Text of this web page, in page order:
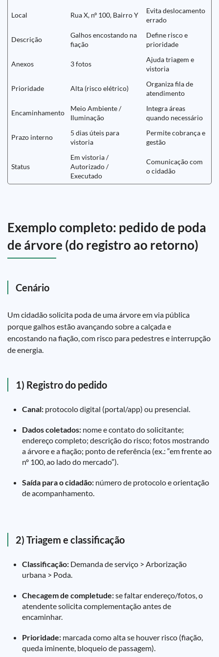
Local Rua X, nº 100, Bairro Y
Evita deslocamento
errado
Descrição
Galhos encostando na
fiação
Define risco e
prioridade
Anexos 3 fotos
Ajuda triagem e
vistoria
Prioridade Alta (risco elétrico)
Organiza fila de
atendimento
Encaminhamento
Meio Ambiente /
Iluminação
Integra áreas
quando necessário
Prazo interno
5 dias úteis para
vistoria
Permite cobrança e
gestão
Status
Em vistoria /
Autorizado /
Executado
Comunicação com
o cidadão
Exemplo completo: pedido de poda
de árvore (do registro ao retorno)
Cenário
Um cidadão solicita poda de uma árvore em via pública
porque galhos estão avançando sobre a calçada e
encostando na fiação, com risco para pedestres e interrupção
de energia.
1) Registro do pedido
Canal: protocolo digital (portal/app) ou presencial.
Dados coletados: nome e contato do solicitante;
endereço completo; descrição do risco; fotos mostrando
a árvore e a fiação; ponto de referência (ex.: “em frente ao
nº 100, ao lado do mercado”).
Saída para o cidadão: número de protocolo e orientação
de acompanhamento.
2) Triagem e classificação
Classificação: Demanda de serviço > Arborização
urbana > Poda.
Checagem de completude:se faltar endereço/fotos, o
atendente solicita complementação antes de
encaminhar.
Prioridade: marcada como alta se houver risco (fiação,
queda iminente, bloqueio de passagem).